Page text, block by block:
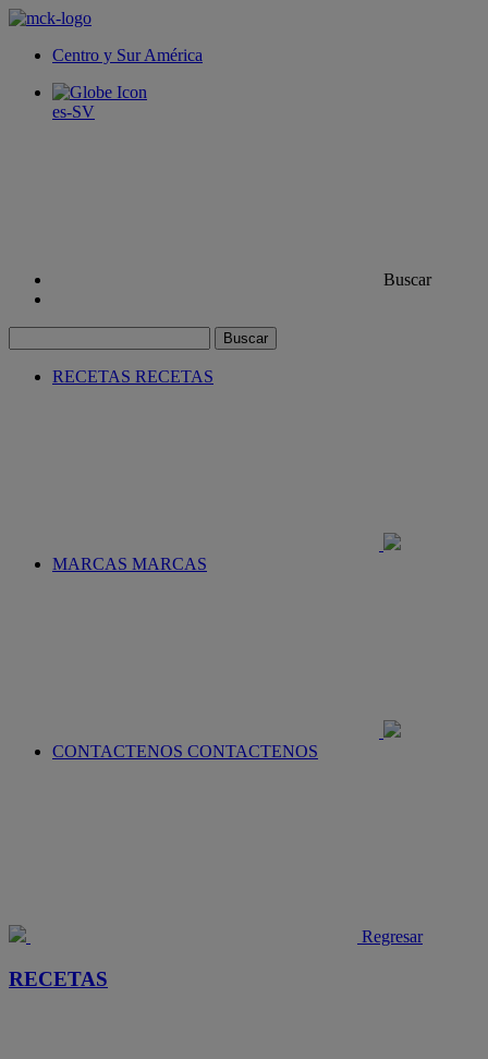
Centro y Sur América
es-SV
Buscar
Buscar
RECETAS RECETAS
MARCAS MARCAS
CONTACTENOS CONTACTENOS
Regresar
RECETAS